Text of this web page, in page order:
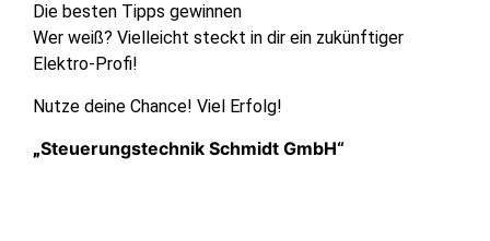
Die besten Tipps gewinnen
Wer weiß? Vielleicht steckt in dir ein zukünftiger
Elektro-Profi!
Nutze deine Chance! Viel Erfolg!
„Steuerungstechnik Schmidt GmbH“